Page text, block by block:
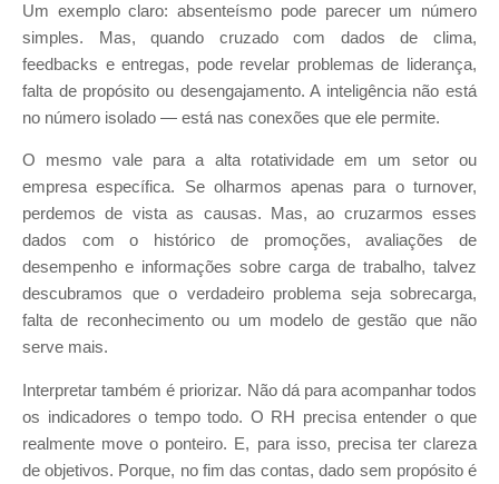
Um exemplo claro: absenteísmo pode parecer um número
simples. Mas, quando cruzado com dados de clima,
feedbacks e entregas, pode revelar problemas de liderança,
falta de propósito ou desengajamento. A inteligência não está
no número isolado — está nas conexões que ele permite.
O mesmo vale para a alta rotatividade em um setor ou
empresa específica. Se olharmos apenas para o turnover,
perdemos de vista as causas. Mas, ao cruzarmos esses
dados com o histórico de promoções, avaliações de
desempenho e informações sobre carga de trabalho, talvez
descubramos que o verdadeiro problema seja sobrecarga,
falta de reconhecimento ou um modelo de gestão que não
serve mais.
Interpretar também é priorizar. Não dá para acompanhar todos
os indicadores o tempo todo. O RH precisa entender o que
realmente move o ponteiro. E, para isso, precisa ter clareza
de objetivos. Porque, no fim das contas, dado sem propósito é